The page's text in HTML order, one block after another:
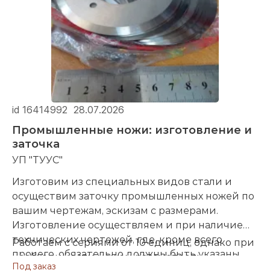
обращении, просьба, указывать вид резьбы и ее
шаг. Обязательно иметь ответную часть,
которую нужно будет передать нам, для
примерки правильности и корректности
нарезания нами резьбы.
id 16414992 28.07.2026
Промышленные ножи: изготовление и
заточка
УП "ТУУС"
Изготовим из специальных видов стали и
осуществим заточку промышленных ножей по
вашим чертежам, эскизам с размерами.
Изготовление осуществляем и при наличие
технических чертежей, где, кроме всего
прочего, обязательно должны быть указаны
углы заточки, также желательно, при наличии,
Работаем с сериями от 10 единиц, однако при
необходимости можем рассмотреть
Под заказ